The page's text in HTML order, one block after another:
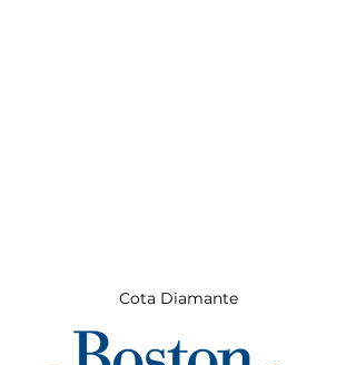
Cota Diamante